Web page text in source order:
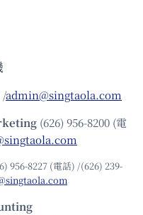
/admin@singtaola.com
(626) 956-8200 (電
956-8227 (電話) /(626) 239-